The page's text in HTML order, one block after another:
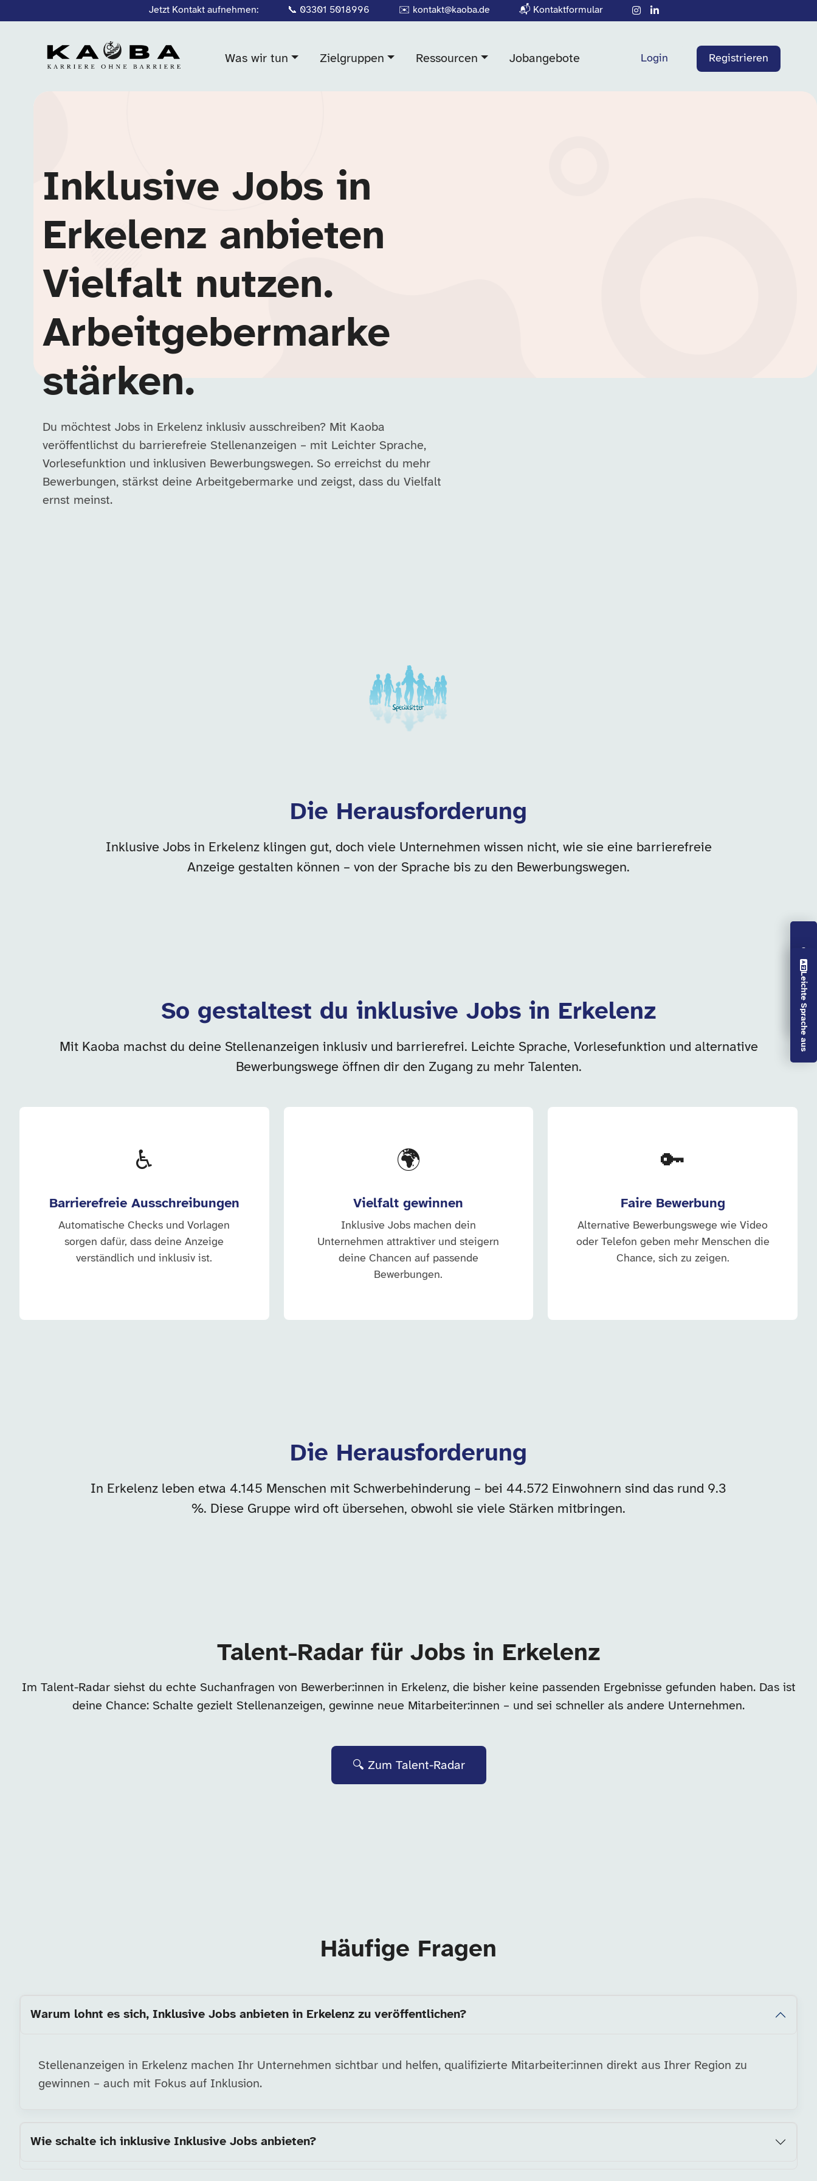
Vorlesen aus
Leichte Sprache aus
Jetzt Kontakt aufnehmen: 📞 03301 5018996 ✉️ kontakt@kaoba.de 📬 Kontaktformular
Was wir tun Zielgruppen Ressourcen Jobangebote Login Registrieren
Inklusive Jobs in
Erkelenz anbieten
Vielfalt nutzen.
Arbeitgebermarke
stärken.
Du möchtest Jobs in Erkelenz inklusiv ausschreiben? Mit Kaoba
veröffentlichst du barrierefreie Stellenanzeigen – mit Leichter Sprache,
Vorlesefunktion und inklusiven Bewerbungswegen. So erreichst du mehr
Bewerbungen, stärkst deine Arbeitgebermarke und zeigst, dass du Vielfalt
ernst meinst.
Unsere Arbeitgeber in dieser Kategorie
Die Herausforderung
Inklusive Jobs in Erkelenz klingen gut, doch viele Unternehmen wissen nicht, wie sie eine barrierefreie
Anzeige gestalten können – von der Sprache bis zu den Bewerbungswegen.
So gestaltest du inklusive Jobs in Erkelenz
Mit Kaoba machst du deine Stellenanzeigen inklusiv und barrierefrei. Leichte Sprache, Vorlesefunktion und alternative
Bewerbungswege öffnen dir den Zugang zu mehr Talenten.
♿
Barrierefreie Ausschreibungen
Automatische Checks und Vorlagen
sorgen dafür, dass deine Anzeige
verständlich und inklusiv ist.
🌍
Vielfalt gewinnen
Inklusive Jobs machen dein
Unternehmen attraktiver und steigern
deine Chancen auf passende
Bewerbungen.
🔑
Faire Bewerbung
Alternative Bewerbungswege wie Video
oder Telefon geben mehr Menschen die
Chance, sich zu zeigen.
Die Herausforderung
In Erkelenz leben etwa 4.145 Menschen mit Schwerbehinderung – bei 44.572 Einwohnern sind das rund 9.3
%. Diese Gruppe wird oft übersehen, obwohl sie viele Stärken mitbringen.
Talent-Radar für Jobs in Erkelenz
Im Talent-Radar siehst du echte Suchanfragen von Bewerber:innen in Erkelenz, die bisher keine passenden Ergebnisse gefunden haben. Das ist
deine Chance: Schalte gezielt Stellenanzeigen, gewinne neue Mitarbeiter:innen – und sei schneller als andere Unternehmen.
🔍 Zum Talent-Radar
Häufige Fragen
Warum lohnt es sich, Inklusive Jobs anbieten in Erkelenz zu veröffentlichen?
Stellenanzeigen in Erkelenz machen Ihr Unternehmen sichtbar und helfen, qualifizierte Mitarbeiter:innen direkt aus Ihrer Region zu
gewinnen – auch mit Fokus auf Inklusion.
Wie schalte ich inklusive Inklusive Jobs anbieten?